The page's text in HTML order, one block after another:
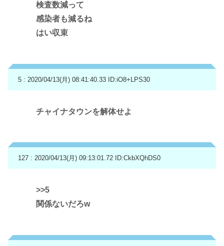
検査数減って
感染者も減るね
はい収束
5 : 2020/04/13(月) 08:41:40.33 ID:iO8+LPS30
チャイナタウンを解体せよ
127 : 2020/04/13(月) 09:13:01.72 ID:CkbXQhDS0
>>5
関係ないだろw